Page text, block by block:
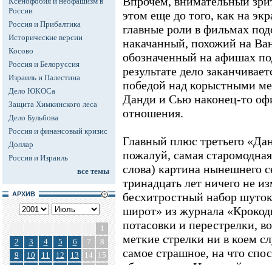
России
Россия и Прибалтика
Исторические версии
Косово
Россия и Белоруссия
Израиль и Палестина
Дело ЮКОСа
Защита Химкинского леса
Дело Бульбова
Россия и финансовый кризис
Доллар
Россия и Израиль
все темы
АРХИВ
1
2
3 4 5 6 7
8
9
10 11 12 13 14
15
этом еще до того, как на
главные роли в фильмах
накачанный, похожий на
обозначенный на афишах
результате дело
победой над корыстными
Данди и Сью наконец-то
отношения.
Главный плюс третьего
пожалуй, самая
слова) картина нынешнего
тринадцать лет ничего не
бесхитростный набор
широт» из журнала
потасовки и перестрелки,
меткие стрелки ни в коем
самое страшное, на что